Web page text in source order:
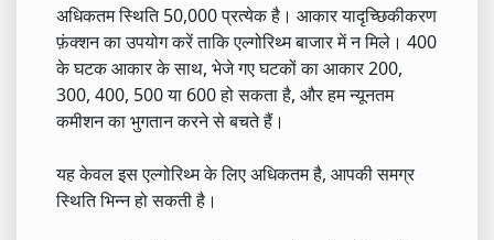
अधिकतम स्थिति 50,000 प्रत्येक है। आकार यादृच्छिकीकरण
फ़ंक्शन का उपयोग करें ताकि एल्गोरिथ्म बाजार में न मिले। 400
के घटक आकार के साथ, भेजे गए घटकों का आकार 200,
300, 400, 500 या 600 हो सकता है, और हम न्यूनतम
कमीशन का भुगतान करने से बचते हैं।
यह केवल इस एल्गोरिथ्म के लिए अधिकतम है, आपकी समग्र
स्थिति भिन्न हो सकती है।